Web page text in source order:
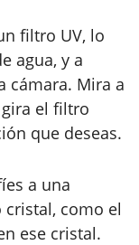
filtro UV, lo
agua, y a
cámara. Mira a
el filtro
que deseas.
a una
como el
ese cristal.